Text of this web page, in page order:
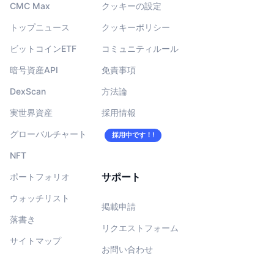
CMC Max
トップニュース
ビットコインETF
暗号資産API
DexScan
実世界資産
グローバルチャート
NFT
ポートフォリオ
ウォッチリスト
落書き
サイトマップ
クッキーの設定
クッキーポリシー
コミュニティルール
免責事項
方法論
採用情報
採用中です！!
サポート
掲載申請
リクエストフォーム
お問い合わせ